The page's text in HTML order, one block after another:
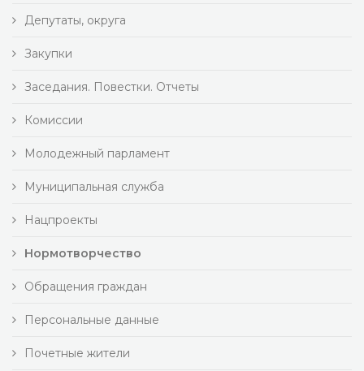
Депутаты, округа
Закупки
Заседания. Повестки. Отчеты
Комиссии
Молодежный парламент
Муниципальная служба
Нацпроекты
Нормотворчество
Обращения граждан
Персональные данные
Почетные жители